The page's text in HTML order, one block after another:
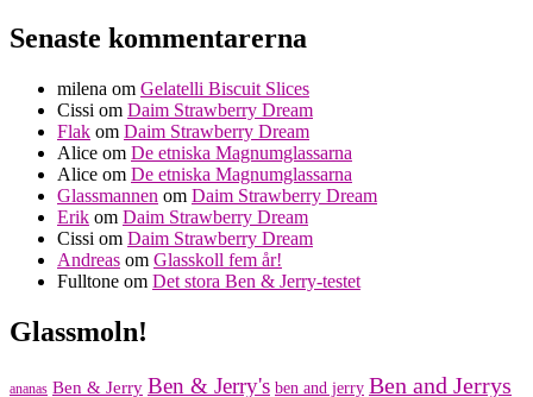
Senaste kommentarerna
milena om Gelatelli Biscuit Slices
Cissi om Daim Strawberry Dream
Flak om Daim Strawberry Dream
Alice om De etniska Magnumglassarna
Alice om De etniska Magnumglassarna
Glassmannen om Daim Strawberry Dream
Erik om Daim Strawberry Dream
Cissi om Daim Strawberry Dream
Andreas om Glasskoll fem år!
Fulltone om Det stora Ben & Jerry-testet
Glassmoln!
ananas Ben & Jerry Ben & Jerry's ben and jerry Ben and Jerrys